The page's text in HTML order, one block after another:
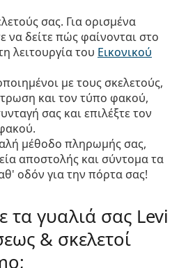
σας. Για ορισμένα
να δείτε πώς φαίνονται στο
λειτουργία του Εικονικού
με τους σκελετούς,
και τον τύπο φακού,
σας και επιλέξτε τον
μέθοδο πληρωμής σας,
αποστολής και σύντομα τα
οδόν για την πόρτα σας!
τα γυαλιά σας Levi
& σκελετοί